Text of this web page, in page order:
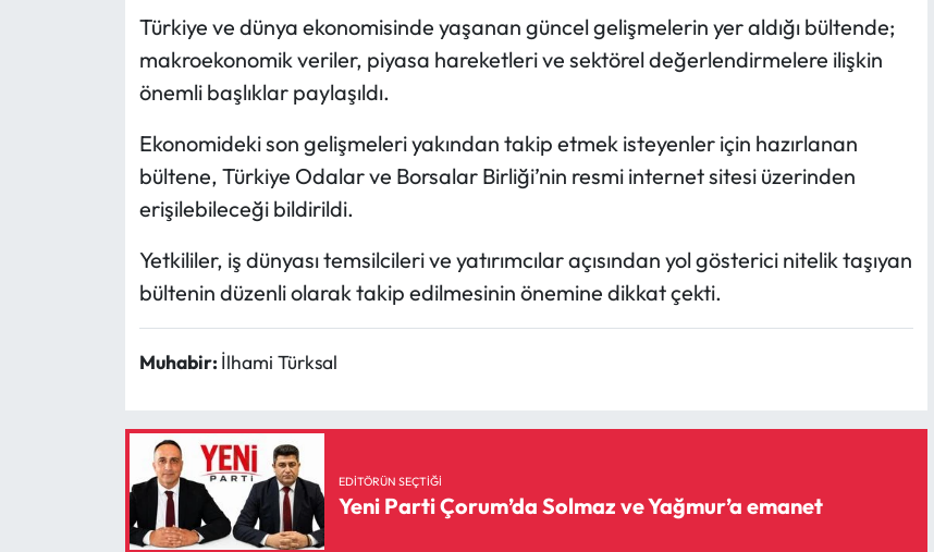
Türkiye ve dünya ekonomisinde yaşanan güncel gelişmelerin yer aldığı bültende;
makroekonomik veriler, piyasa hareketleri ve sektörel değerlendirmelere ilişkin
önemli başlıklar paylaşıldı.
Ekonomideki son gelişmeleri yakından takip etmek isteyenler için hazırlanan
bültene, Türkiye Odalar ve Borsalar Birliği’nin resmi internet sitesi üzerinden
erişilebileceği bildirildi.
Yetkililer, iş dünyası temsilcileri ve yatırımcılar açısından yol gösterici nitelik taşıyan
bültenin düzenli olarak takip edilmesinin önemine dikkat çekti.
Muhabir: İlhami Türksal
EDITÖRÜN SEÇTIĞI
Yeni Parti Çorum’da Solmaz ve Yağmur’a emanet
Oğuzlar Haberleri
Osmancık Haberleri
Resmi İlan